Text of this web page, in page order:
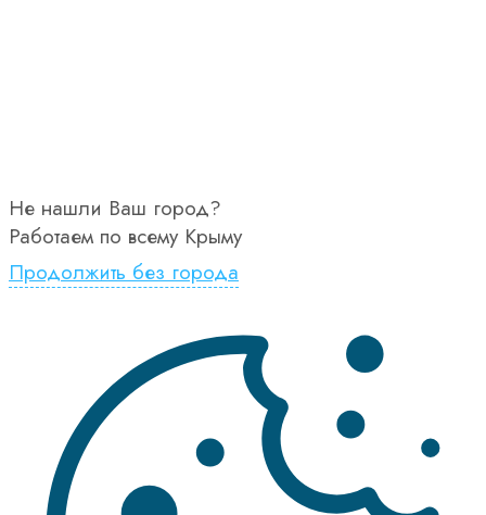
Не нашли Ваш город?
Работаем по всему Крыму
Продолжить без города